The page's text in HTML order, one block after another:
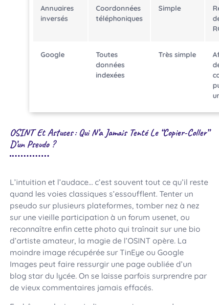
Annuaires
inversés
Coordonnées
téléphoniques
Simple
Google
Toutes
données
indexées
Très simple
OSINT Et Astuces : Qui N’a Jamais Tenté Le “copier-Coller”
D’un Pseudo ?
L’intuition et l’audace… c’est souvent tout ce qu’il reste
quand les voies classiques s’essoufflent. Tenter un
pseudo sur plusieurs plateformes, tomber nez à nez
sur une vieille participation à un forum usenet, ou
reconnaître enfin cette photo qui traînait sur une bio
d’artiste amateur, la magie de l’OSINT opère. La
moindre image récupérée sur TinEye ou Google
Images peut faire ressurgir une page oubliée d’un
blog star du lycée. On se laisse parfois surprendre par
de vieux commentaires jamais effacés.